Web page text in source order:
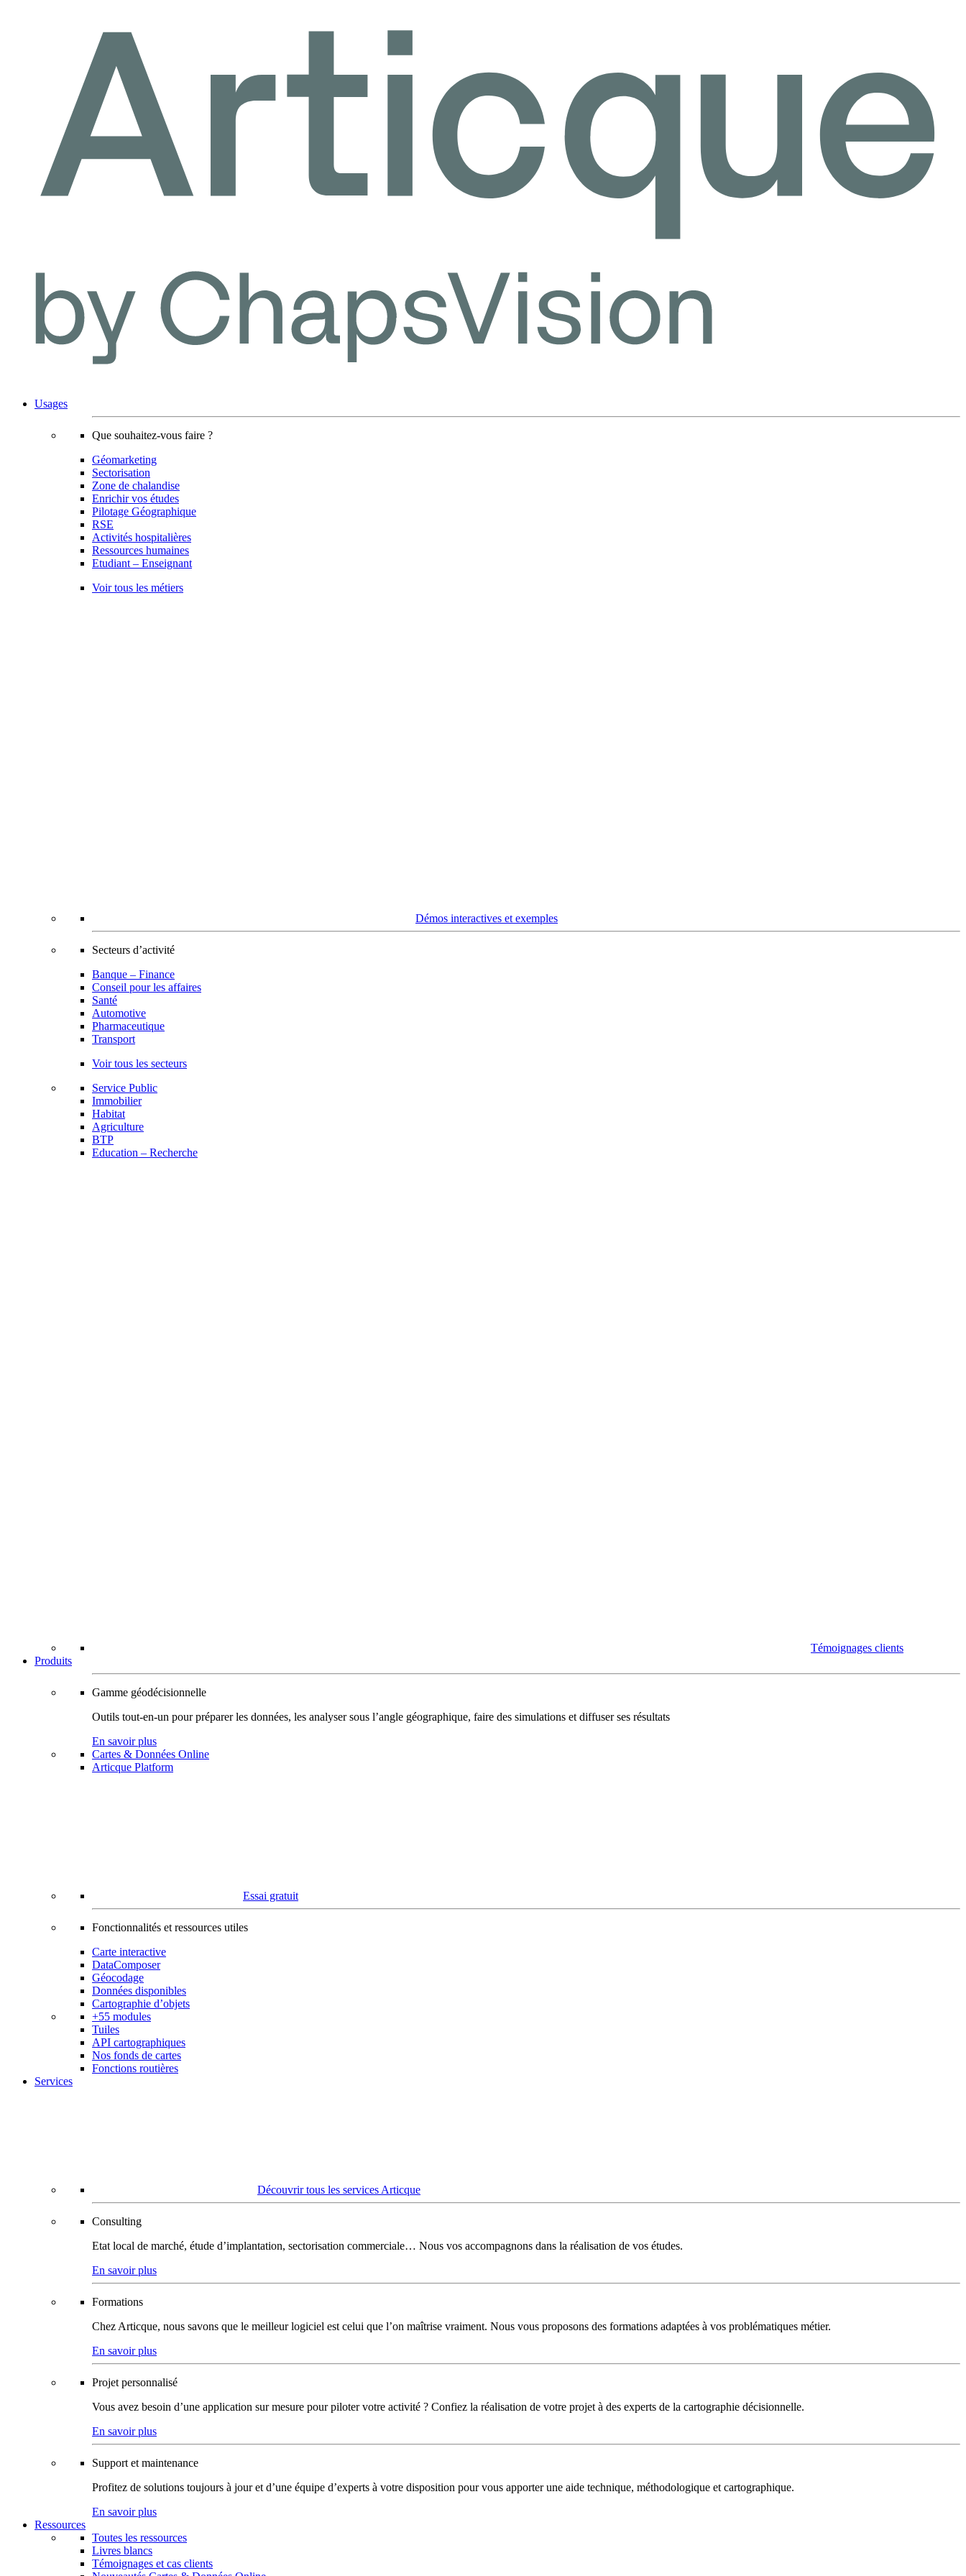
Usages
Que souhaitez-vous faire ?
Géomarketing
Sectorisation
Zone de chalandise
Enrichir vos études
Pilotage Géographique
RSE
Activités hospitalières
Ressources humaines
Etudiant – Enseignant
Voir tous les métiers
Démos interactives et exemples
Secteurs d’activité
Banque – Finance
Conseil pour les affaires
Santé
Automotive
Pharmaceutique
Transport
Voir tous les secteurs
Service Public
Immobilier
Habitat
Agriculture
BTP
Education – Recherche
Témoignages clients
Produits
Gamme géodécisionnelle
Outils tout-en-un pour préparer les données, les analyser sous l’angle géographique, faire des simulations et diffuser ses résultats
En savoir plus
Cartes & Données Online
Articque Platform
Essai gratuit
Fonctionnalités et ressources utiles
Carte interactive
DataComposer
Géocodage
Données disponibles
Cartographie d’objets
+55 modules
Tuiles
API cartographiques
Nos fonds de cartes
Fonctions routières
Services
Découvrir tous les services Articque
Consulting
Etat local de marché, étude d’implantation, sectorisation commerciale… Nous vos accompagnons dans la réalisation de vos études.
En savoir plus
Formations
Chez Articque, nous savons que le meilleur logiciel est celui que l’on maîtrise vraiment. Nous vous proposons des formations adaptées à vos problématiques métier.
En savoir plus
Projet personnalisé
Vous avez besoin d’une application sur mesure pour piloter votre activité ? Confiez la réalisation de votre projet à des experts de la cartographie décisionnelle.
En savoir plus
Support et maintenance
Profitez de solutions toujours à jour et d’une équipe d’experts à votre disposition pour vous apporter une aide technique, méthodologique et cartographique.
En savoir plus
Ressources
Toutes les ressources
Livres blancs
Témoignages et cas clients